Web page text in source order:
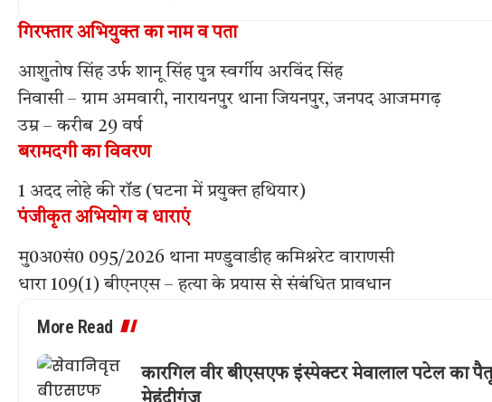
गिरफ्तार अभियुक्त का नाम व पता
आशुतोष सिंह उर्फ शानू सिंह पुत्र स्वर्गीय अरविंद सिंह
निवासी – ग्राम अमवारी, नारायनपुर थाना जियनपुर, जनपद आजमगढ़
उम्र – करीब 29 वर्ष
बरामदगी का विवरण
1 अदद लोहे की रॉड (घटना में प्रयुक्त हथियार)
पंजीकृत अभियोग व धाराएं
मु0अ0सं0 095/2026 थाना मण्डुवाडीह कमिश्नरेट वाराणसी
धारा 109(1) बीएनएस – हत्या के प्रयास से संबंधित प्रावधान
More Read
कारगिल वीर बीएसएफ इंस्पेक्टर मेवालाल पटेल का